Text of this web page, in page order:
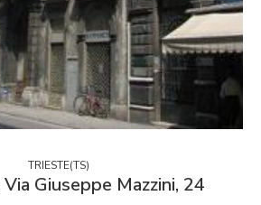
TRIESTE(TS)
Giuseppe Mazzini, 24